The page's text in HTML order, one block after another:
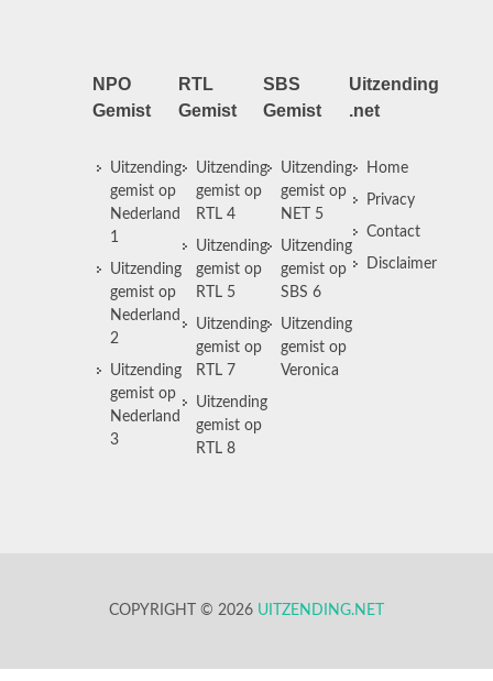
NPO
Gemist
Uitzending
gemist op
Nederland
1
Uitzending
gemist op
Nederland
2
Uitzending
gemist op
Nederland
3
RTL
Gemist
Uitzending
gemist op
RTL 4
Uitzending
gemist op
RTL 5
Uitzending
gemist op
RTL 7
Uitzending
gemist op
RTL 8
SBS
Gemist
Uitzending
gemist op
NET 5
Uitzending
gemist op
SBS 6
Uitzending
gemist op
Veronica
Uitzending
.net
Home
Privacy
Contact
Disclaimer
COPYRIGHT © 2026 UITZENDING.NET